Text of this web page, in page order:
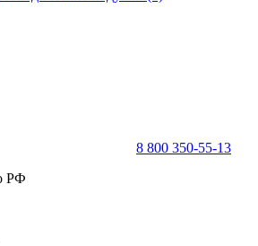
8 800 350-55-13
РФ